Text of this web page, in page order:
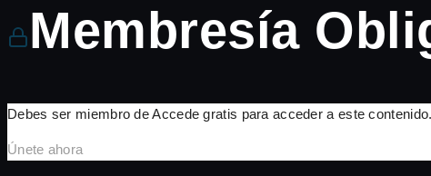
Membresía
Debes ser miembro de Accede gratis para acceder a este contenido.
Únete ahora